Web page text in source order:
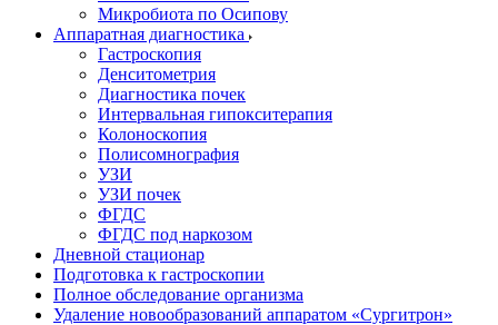
Микробиота по Осипову
Аппаратная диагностика
Гастроскопия
Денситометрия
Диагностика почек
Интервальная гипокситерапия
Колоноскопия
Полисомнография
УЗИ
УЗИ почек
ФГДС
ФГДС под наркозом
Дневной стационар
Подготовка к гастроскопии
Полное обследование организма
Удаление новообразований аппаратом «Сургитрон»‎